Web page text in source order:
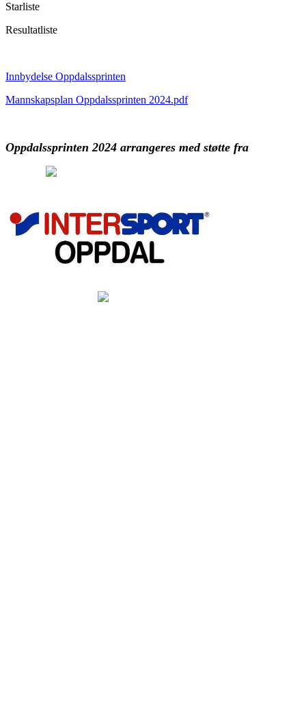
Starliste
Resultatliste
Innbydelse Oppdalssprinten
Mannskapsplan Oppdalssprinten 2024.pdf
Oppdalssprinten 2024 arrangeres med støtte fra